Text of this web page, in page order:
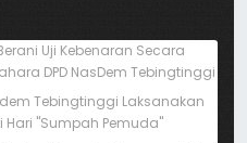
Uji Kebenaran Secara
DPD NasDem Tebingtinggi
Tebingtinggi Laksanakan
Hari "Sumpah Pemuda"